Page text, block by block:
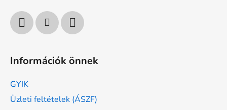
Információk önnek
GYIK
Üzleti feltételek (ÁSZF)